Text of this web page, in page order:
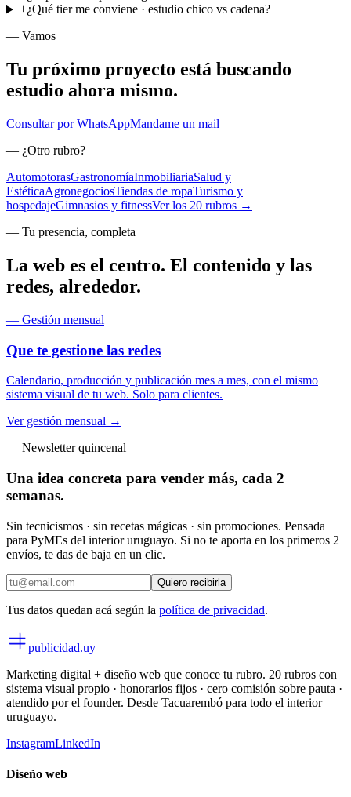
+¿Qué tier me conviene · estudio chico vs cadena?
— Vamos
Tu próximo proyecto está buscando
estudio ahora mismo.
Consultar por WhatsAppMandame un mail
— ¿Otro rubro?
AutomotorasGastronomíaInmobiliariaSalud y
EstéticaAgronegociosTiendas de ropaTurismo y
hospedajeGimnasios y fitnessVer los 20 rubros →
— Tu presencia, completa
La web es el centro. El contenido y las
redes, alrededor.
— Gestión mensual
Que te gestione las redes
Calendario, producción y publicación mes a mes, con el mismo
sistema visual de tu web. Solo para clientes.
Ver gestión mensual →
— Newsletter quincenal
Una idea concreta para vender más, cada 2
semanas.
Sin tecnicismos · sin recetas mágicas · sin promociones. Pensada
para PyMEs del interior uruguayo. Si no te aporta en los primeros 2
envíos, te das de baja en un clic.
Quiero recibirla
Tus datos quedan acá según la política de privacidad.
publicidad.uy
Marketing digital + diseño web que conoce tu rubro. 20 rubros con
sistema visual propio · honorarios fijos · cero comisión sobre pauta ·
atendido por el founder. Desde Tacuarembó para todo el interior
uruguayo.
InstagramLinkedIn
Diseño web